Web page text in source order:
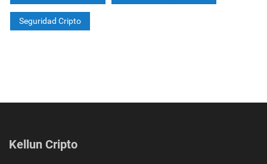
Seguridad Cripto
Kellun Cripto